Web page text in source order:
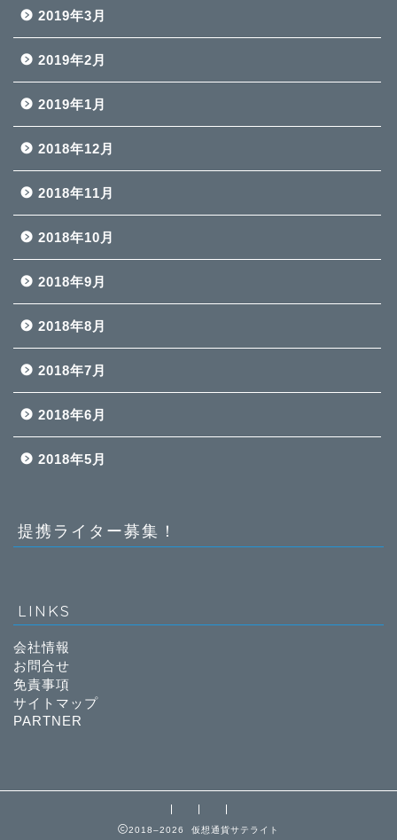
2019年3月
2019年2月
2019年1月
2018年12月
2018年11月
2018年10月
2018年9月
2018年8月
2018年7月
2018年6月
2018年5月
提携ライター募集！
LINKS
会社情報
お問合せ
免責事項
サイトマップ
PARTNER
2018–2026 仮想通貨サテライト